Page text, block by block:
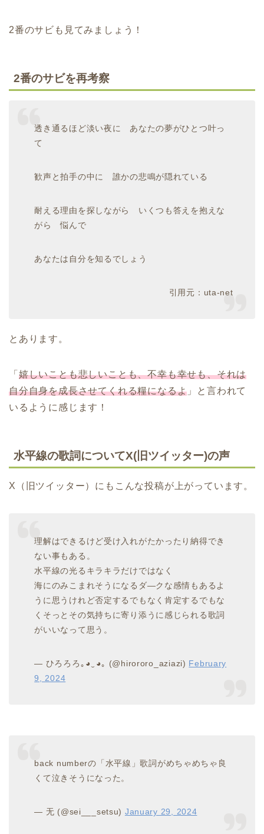
2番のサビも見てみましょう！
2番のサビを再考察
透き通るほど淡い夜に あなたの夢がひとつ叶っ
て
歓声と拍手の中に 誰かの悲鳴が隠れている
耐える理由を探しながら いくつも答えを抱えな
がら 悩んで
あなたは自分を知るでしょう
引用元：uta-net
とあります。
「 嬉しいことも悲しいことも、不幸も幸せも、それは
自分自身を成長させてくれる糧になるよ 」と言われて
いるように感じます！
水平線の歌詞についてX(旧ツイッター)の声
X（旧ツイッター）にもこんな投稿が上がっています。
理解はできるけど受け入れがたかったり納得でき
ない事もある。
水平線の光るキラキラだけではなく
海にのみこまれそうになるダ―クな感情もあるよ
うに思うけれど否定するでもなく肯定するでもな
くそっとその気持ちに寄り添うに感じられる歌詞
がいいなって思う。
— ひろろろ｡⁠◕⁠‿⁠◕⁠｡ (@hirororo_aziazi) February
9, 2024
back numberの「水平線」歌詞がめちゃめちゃ良
くて泣きそうになった。
— 无 (@sei___setsu) January 29, 2024